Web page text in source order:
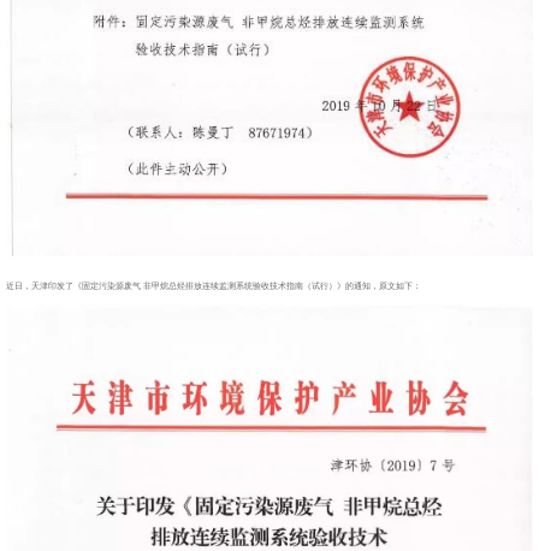
近日，天津印发了《固定污染源废气 非甲烷总烃排放连续监测系统验收技术指南（试行）》的通知，原文如下：